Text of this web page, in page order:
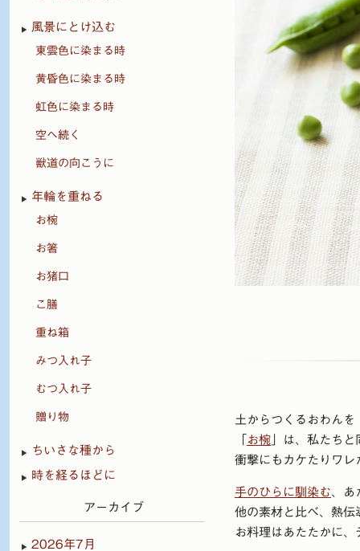
土からつくるおわん
お椀 」は、私たち
衝撃にもカケたりワレ
手のひらに馴染む、あ
他の素材と比べ、熱伝
お料理はあたたかに、
風景にとけ込む
東雲色に染まる時
黄昏色に染まる時
虹色に染まる時
空へ続く
獣道の向こうに
年輪を重ねる
お椀
お箸
お猪口
こ膳
重ね箱
みつ入れ子
むつ入れ子
贈り物
ちいさな種から
時を経るほどに
アーカイブ
2026年7月